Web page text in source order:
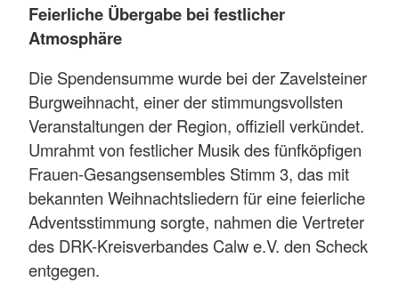
Feierliche Übergabe bei festlicher
Atmosphäre
Die Spendensumme wurde bei der Zavelsteiner
Burgweihnacht, einer der stimmungsvollsten
Veranstaltungen der Region, offiziell verkündet.
Umrahmt von festlicher Musik des fünfköpfigen
Frauen-Gesangsensembles Stimm 3, das mit
bekannten Weihnachtsliedern für eine feierliche
Adventsstimmung sorgte, nahmen die Vertreter
des DRK-Kreisverbandes Calw e.V. den Scheck
entgegen.